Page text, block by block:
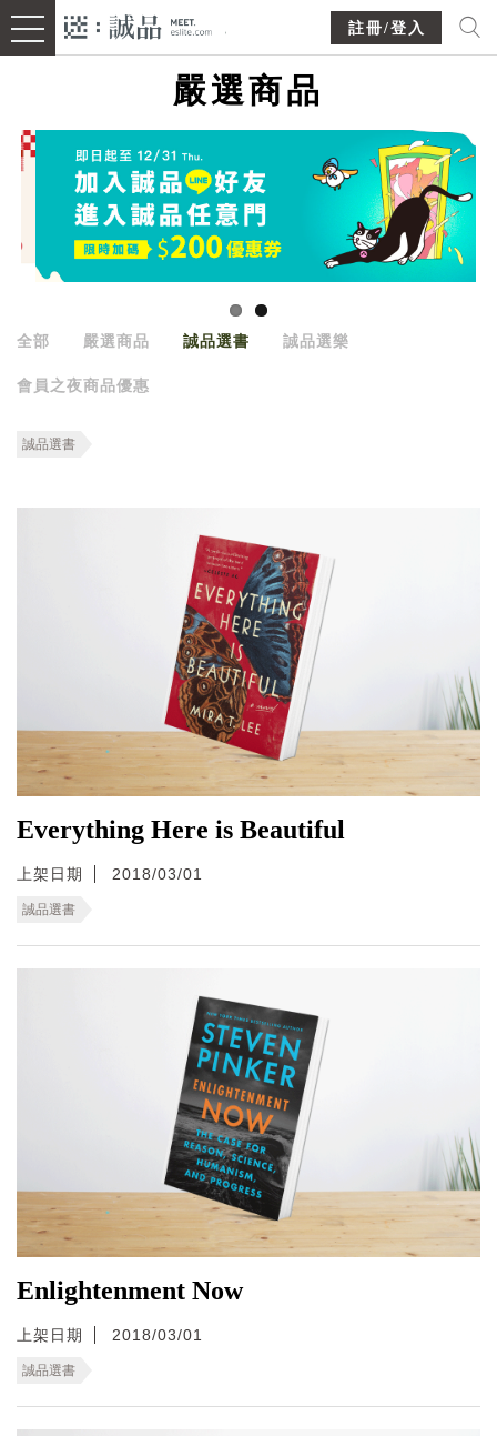
註冊/登入
嚴選商品
全部 嚴選商品 誠品選書 誠品選樂
會員之夜商品優惠
誠品選書
Everything Here is Beautiful
上架日期 2018/03/01
誠品選書
Enlightenment Now
上架日期 2018/03/01
誠品選書